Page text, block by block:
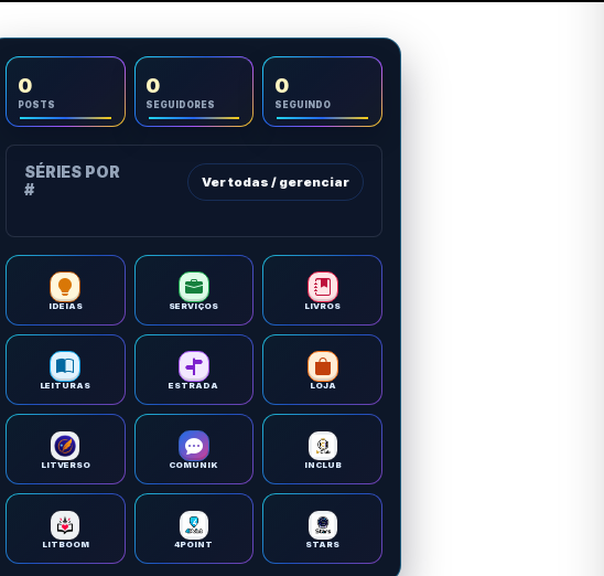
0
POSTS
0
SEGUIDORES
0
SEGUINDO
SÉRIES POR
#
Ver todas / gerenciar
IDEIAS SERVIÇOS LIVROS
LEITURAS ESTRADA LOJA
LITVERSO COMUNIK INCLUB
LITBOOM 4POINT STARS